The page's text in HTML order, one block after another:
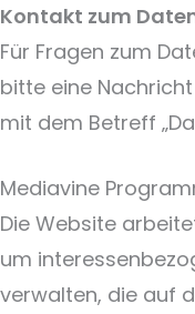
Kontakt zum
Für Fragen zum
bitte eine
mit dem Betreff
Mediavine
Die Website
um
verwalten, die auf